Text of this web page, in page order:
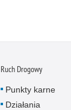
Ruch Drogowy
Punkty karne
Działania